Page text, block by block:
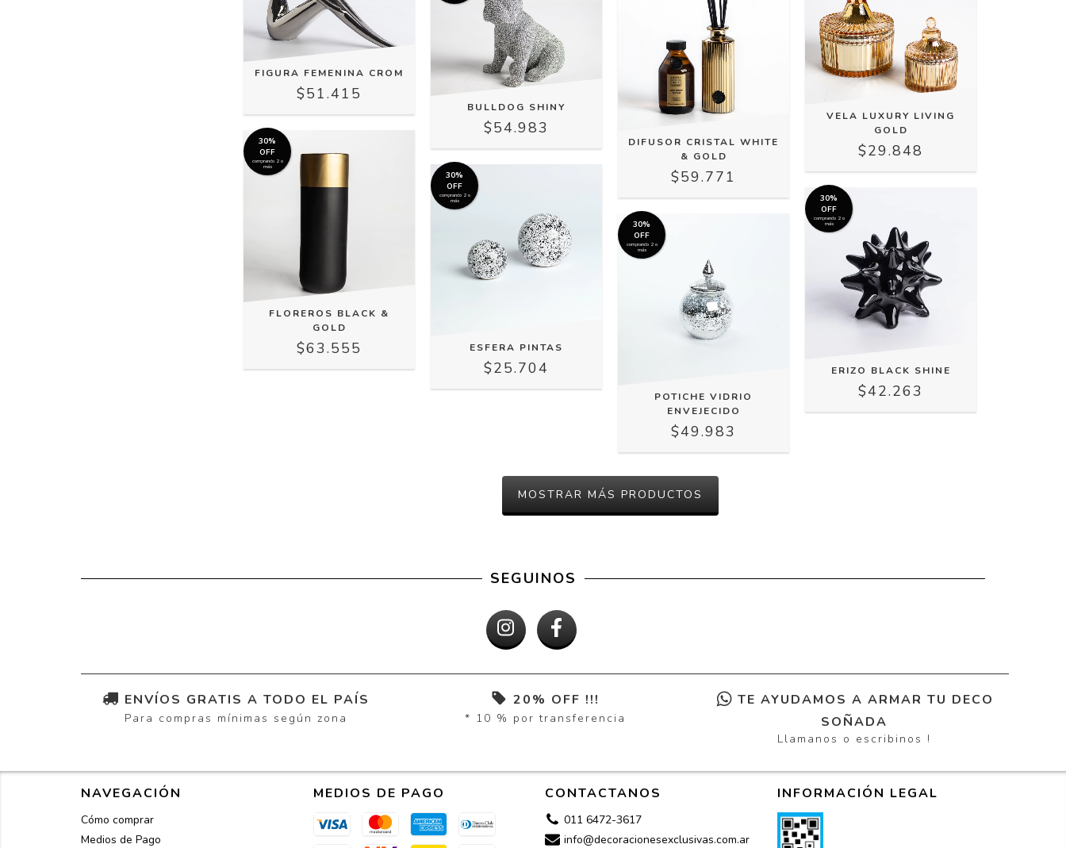
FIGURA FEMENINA CROM
$51.415
BULLDOG SHINY
$54.983
DIFUSOR CRISTAL WHITE
& GOLD
$59.771
VELA LUXURY LIVING
GOLD
$29.848
30%
OFF
comprando 2 o
más
FLOREROS BLACK &
GOLD
$63.555
30%
OFF
comprando 2 o
más
ESFERA PINTAS
$25.704
30%
OFF
comprando 2 o
más
POTICHE VIDRIO
ENVEJECIDO
$49.983
30%
OFF
comprando 2 o
más
ERIZO BLACK SHINE
$42.263
MOSTRAR MÁS PRODUCTOS
SEGUINOS
ENVÍOS GRATIS A TODO EL PAÍS
Para compras mínimas según zona
20% OFF !!!
* 10 % por transferencia
TE AYUDAMOS A ARMAR TU DECO
SOÑADA
Llamanos o escribinos !
NAVEGACIÓN
Cómo comprar
Medios de Pago
MEDIOS DE PAGO CONTACTANOS
011 6472-3617
info@decoracionesexclusivas.com.ar
INFORMACIÓN LEGAL